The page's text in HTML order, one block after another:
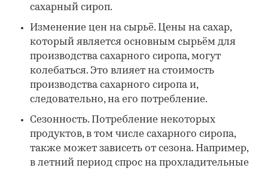
сахарный сироп.
Изменение цен на сырьё. Цены на сахар,
который является основным сырьём для
производства сахарного сиропа, могут
колебаться. Это влияет на стоимость
производства сахарного сиропа и,
следовательно, на его потребление.
Сезонность. Потребление некоторых
продуктов, в том числе сахарного сиропа,
также может зависеть от сезона. Например,
в летний период спрос на прохладительные